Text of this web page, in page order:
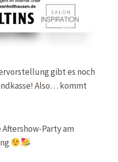
gibt es noch
Also… kommt
Party am